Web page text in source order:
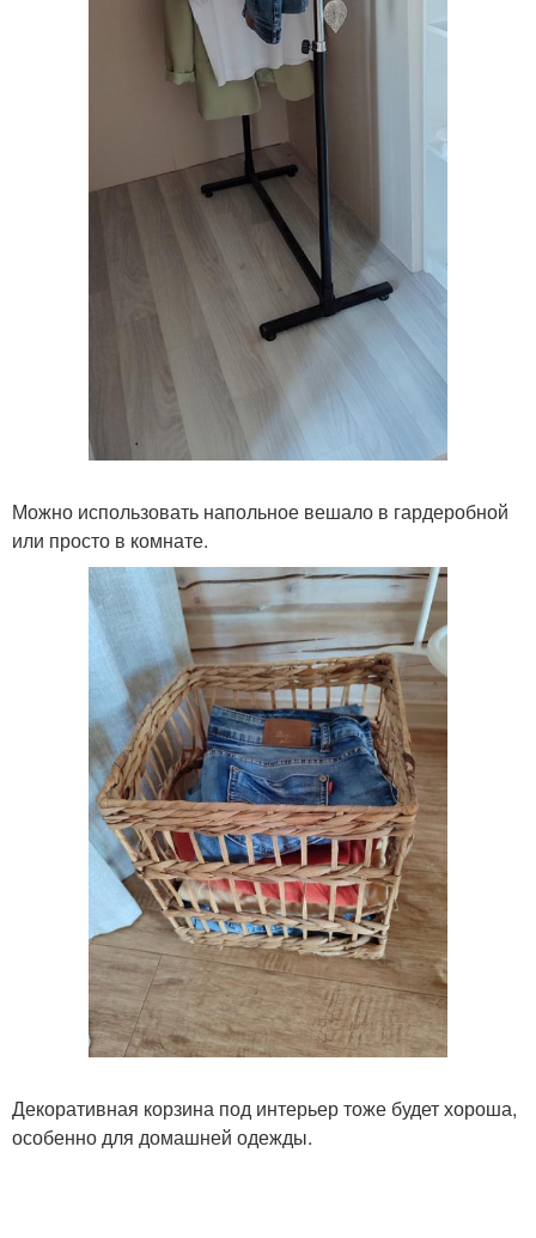
Можно использовать напольное вешало в гардеробной
или просто в комнате.
Декоративная корзина под интерьер тоже будет хороша,
особенно для домашней одежды.